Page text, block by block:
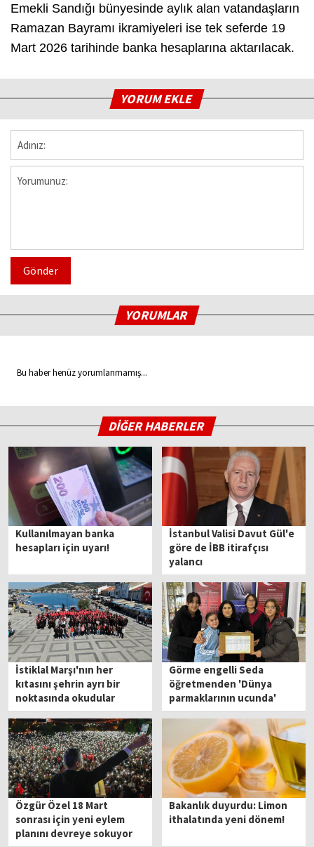
Emekli Sandığı bünyesinde aylık alan vatandaşların
Ramazan Bayramı ikramiyeleri ise tek seferde 19
Mart 2026 tarihinde banka hesaplarına aktarılacak.
YORUM EKLE
Gönder
YORUMLAR
Bu haber henüz yorumlanmamış...
DİĞER HABERLER
Kullanılmayan banka
hesapları için uyarı!
İstanbul Valisi Davut Gül'e
göre de İBB itirafçısı
yalancı
İstiklal Marşı'nın her
kıtasını şehrin ayrı bir
noktasında okudular
Görme engelli Seda
öğretmenden 'Dünya
parmaklarının ucunda'
projesi
Özgür Özel 18 Mart
sonrası için yeni eylem
planını devreye sokuyor
Bakanlık duyurdu: Limon
ithalatında yeni dönem!